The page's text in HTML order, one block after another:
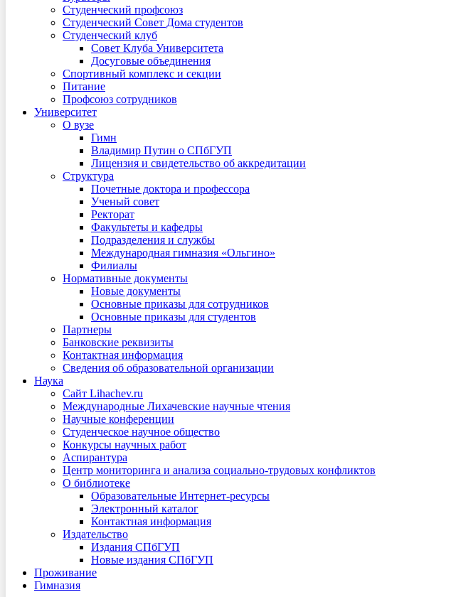
Студенческий профсоюз
Студенческий Совет Дома студентов
Студенческий клуб
Совет Клуба Университета
Досуговые объединения
Спортивный комплекс и секции
Питание
Профсоюз сотрудников
Университет
О вузе
Гимн
Владимир Путин о СПбГУП
Лицензия и свидетельство об аккредитации
Структура
Почетные доктора и профессора
Ученый совет
Ректорат
Факультеты и кафедры
Подразделения и службы
Международная гимназия «Ольгино»
Филиалы
Нормативные документы
Новые документы
Основные приказы для сотрудников
Основные приказы для студентов
Партнеры
Банковские реквизиты
Контактная информация
Сведения об образовательной организации
Наука
Сайт Lihachev.ru
Международные Лихачевские научные чтения
Научные конференции
Студенческое научное общество
Конкурсы научных работ
Аспирантура
Центр мониторинга и анализа социально-трудовых конфликтов
О библиотеке
Образовательные Интернет-ресурсы
Электронный каталог
Контактная информация
Издательство
Издания СПбГУП
Новые издания СПбГУП
Проживание
Гимназия